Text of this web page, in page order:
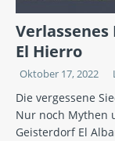
El Hierro
Oktober 17, 2022
Die vergessene
Nur noch Mythen
Geisterdorf El